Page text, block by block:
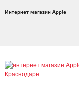
Интернет магазин Apple